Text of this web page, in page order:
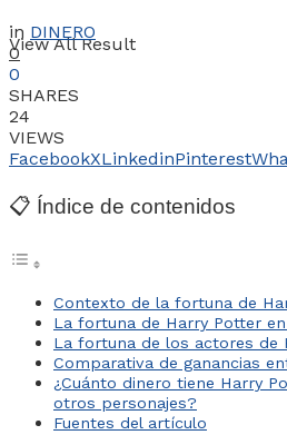
View All Result
in DINERO
0
0
SHARES
24
VIEWS
FacebookXLinkedinPinterest
📋 Índice de contenidos
Contexto de la fortuna de
La fortuna de Harry Potter
La fortuna de los actores de
Comparativa de ganancias
¿Cuánto dinero tiene Harry
otros personajes?
Fuentes del artículo